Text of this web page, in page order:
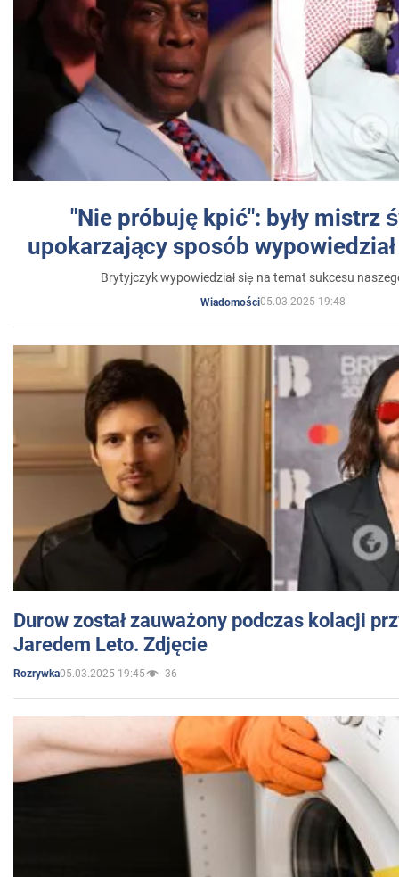
"Nie próbuję kpić": były mistrz
upokarzający sposób
Brytyjczyk wypowiedział się na temat sukcesu
Wiadomości05.03.2025 19:48
Durow został zauważony podczas kolacji
Jaredem Leto. Zdjęcie
Rozrywka05.03.2025 19:45 36